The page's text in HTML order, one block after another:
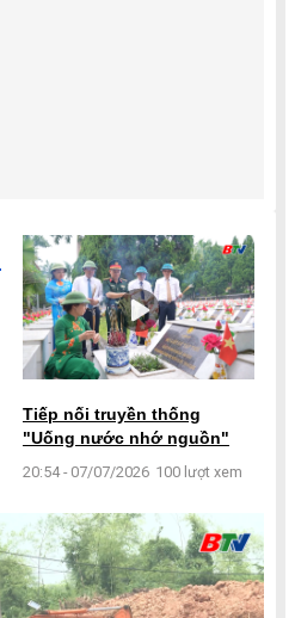
Tiếp nối truyền thống
"Uống nước nhớ nguồn"
20:54 - 07/07/2026 100 lượt xem